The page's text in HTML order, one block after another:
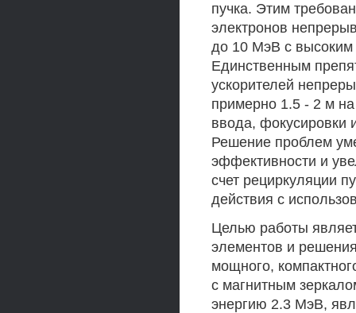
пучка. Этим
электронов
до 10 МэВ с высоким
Единственным
ускорителей
примерно 1.5 - 2 м
ввода, фокусировки
Решение проблем
эффективности и
счет рециркуляции
действия с
Целью работы
элементов и
мощного,
с магнитным
энергию 2.3 МэВ,